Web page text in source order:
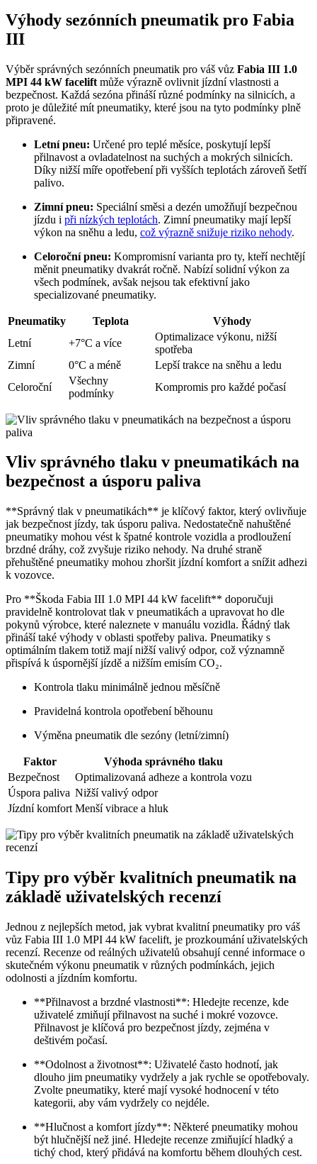
Výhody sezónních pneumatik pro Fabia
III
Výběr správných sezónních pneumatik pro váš vůz Fabia III 1.0
MPI 44 kW facelift může výrazně ovlivnit jízdní vlastnosti a
bezpečnost. Každá sezóna přináší různé podmínky na silnicích, a
proto je důležité mít pneumatiky, které jsou na tyto podmínky plně
připravené.
Letní pneu: Určené pro teplé měsíce, poskytují lepší
přilnavost a ovladatelnost na suchých a mokrých silnicích.
Díky nižší míře opotřebení při vyšších teplotách zároveň šetří
palivo.
Zimní pneu: Speciální směsi a dezén umožňují bezpečnou
jízdu i při nízkých teplotách. Zimní pneumatiky mají lepší
výkon na sněhu a ledu, což výrazně snižuje riziko nehody.
Celoroční pneu: Kompromisní varianta pro ty, kteří nechtějí
měnit pneumatiky dvakrát ročně. Nabízí solidní výkon za
všech podmínek, avšak nejsou tak efektivní jako
specializované pneumatiky.
Pneumatiky Teplota
Výhody
Letní
+7°C a více
Optimalizace výkonu, nižší
spotřeba
Zimní
0°C a méně
Lepší trakce na sněhu a ledu
Celoroční
Všechny
podmínky
Kompromis pro každé počasí
Vliv správného tlaku v pneumatikách na
bezpečnost a úsporu paliva
**Správný tlak v pneumatikách** je klíčový faktor, který ovlivňuje
jak bezpečnost jízdy, tak úsporu paliva. Nedostatečně nahuštěné
pneumatiky mohou vést k špatné kontrole vozidla a prodloužení
brzdné dráhy, což zvyšuje riziko nehody. Na druhé straně
přehuštěné pneumatiky mohou zhoršit jízdní komfort a snížit adhezi
k vozovce.
Pro **Škoda Fabia III 1.0 MPI 44 kW facelift** doporučuji
pravidelně kontrolovat tlak v pneumatikách a upravovat ho dle
pokynů výrobce, které naleznete v manuálu vozidla. Řádný tlak
přináší také výhody v oblasti spotřeby paliva. Pneumatiky s
optimálním tlakem totiž mají nižší valivý odpor, což významně
přispívá k úspornější jízdě a nižším emisím CO₂.
Kontrola tlaku minimálně jednou měsíčně
Pravidelná kontrola opotřebení běhounu
Výměna pneumatik dle sezóny (letní/zimní)
Faktor
Výhoda správného tlaku
Bezpečnost
Optimalizovaná adheze a kontrola vozu
Úspora paliva Nižší valivý odpor
Jízdní komfort Menší vibrace a hluk
Tipy pro výběr kvalitních pneumatik na
základě uživatelských recenzí
Jednou z nejlepších metod, jak vybrat kvalitní pneumatiky pro váš
vůz Fabia III 1.0 MPI 44 kW facelift, je prozkoumání uživatelských
recenzí. Recenze od reálných uživatelů obsahují cenné informace o
skutečném výkonu pneumatik v různých podmínkách, jejich
odolnosti a jízdním komfortu.
**Přilnavost a brzdné vlastnosti**: Hledejte recenze, kde
uživatelé zmiňují přilnavost na suché i mokré vozovce.
Přilnavost je klíčová pro bezpečnost jízdy, zejména v
deštivém počasí.
**Odolnost a životnost**: Uživatelé často hodnotí, jak
dlouho jim pneumatiky vydržely a jak rychle se opotřebovaly.
Zvolte pneumatiky, které mají vysoké hodnocení v této
kategorii, aby vám vydržely co nejdéle.
**Hlučnost a komfort jízdy**: Některé pneumatiky mohou
být hlučnější než jiné. Hledejte recenze zmiňující hladký a
tichý chod, který přidává na komfortu během dlouhých cest.